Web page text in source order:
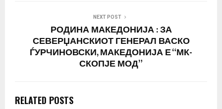
NEXT POST
РОДИНА МАКЕДОНИЈА : ЗА
СЕВЕРЏАНСКИОТ ГЕНЕРАЛ ВАСКО
ЃУРЧИНОВСКИ, МАКЕДОНИЈА Е “МК-
СКОПЈЕ МОД”
RELATED POSTS